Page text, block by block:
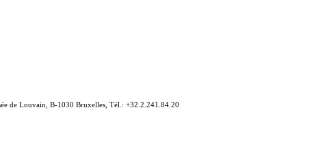
de Louvain, B-1030 Bruxelles, Tél.: +32.2.241.84.20